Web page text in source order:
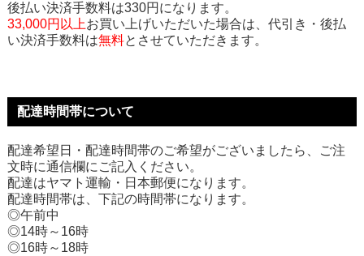
後払い決済手数料は330円になります。
33,000円以上お買い上げいただいた場合は、代引き・後払
い決済手数料は無料とさせていただきます。
配達時間帯について
配達希望日・配達時間帯のご希望がございましたら、ご注
文時に通信欄にご記入ください。
配達はヤマト運輸・日本郵便になります。
配達時間帯は、下記の時間帯になります。
◎午前中
◎14時～16時
◎16時～18時